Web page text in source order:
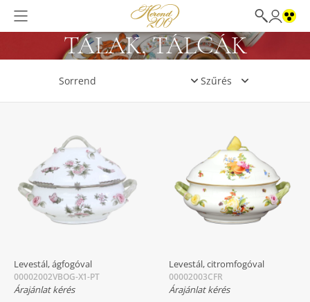
TÁLAK, TÁLCÁK
Szűrés
Levestál, ágfogóval
00002002VBOG-X1-PT
Árajánlat kérés
Levestál, citromfogóval
00002003CFR
Árajánlat kérés